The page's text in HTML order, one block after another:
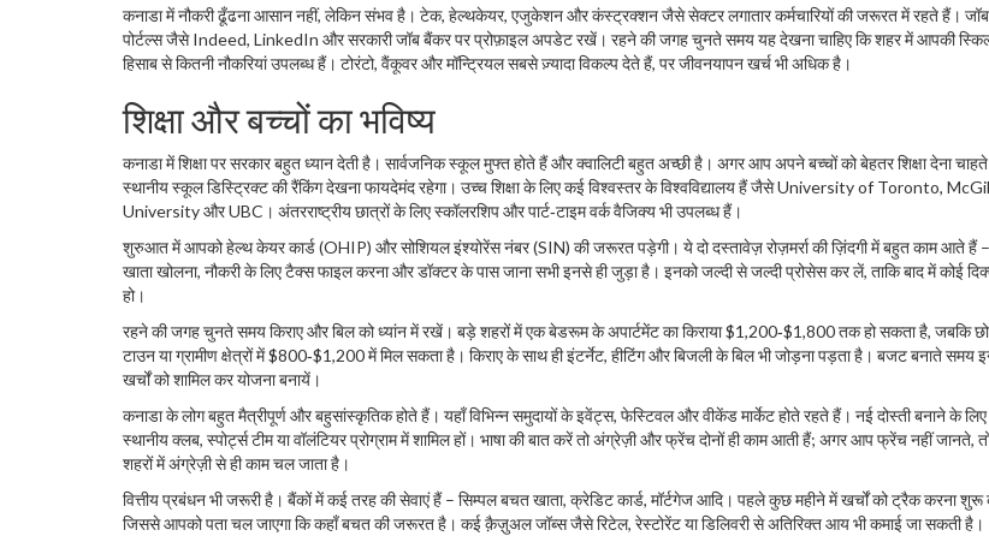
कनाडा में नौकरी ढूँढना आसान नहीं, लेकिन संभव है। टेक, हेल्थकेयर, एजुकेशन और कंस्ट्रक्शन जैसे सेक्टर लगातार कर्मचारियों की जरूरत में रहते हैं। जॉब
पोर्टल्स जैसे Indeed, LinkedIn और सरकारी जॉब बैंकर पर प्रोफ़ाइल अपडेट रखें। रहने की जगह चुनते समय यह देखना चाहिए कि शहर में आपकी
हिसाब से कितनी नौकरियां उपलब्ध हैं। टोरंटो, वैंकूवर और मॉन्ट्रियल सबसे ज़्यादा विकल्प देते हैं, पर जीवनयापन खर्च भी अधिक है।
शिक्षा और बच्चों का भविष्य
कनाडा में शिक्षा पर सरकार बहुत ध्यान देती है। सार्वजनिक स्कूल मुफ्त होते हैं और क्वालिटी बहुत अच्छी है। अगर आप अपने बच्चों को बेहतर शिक्षा देना चाहते
स्थानीय स्कूल डिस्ट्रिक्ट की रैंकिंग देखना फायदेमंद रहेगा। उच्च शिक्षा के लिए कई विश्वस्तर के विश्वविद्यालय हैं जैसे University of Toronto,
University और UBC। अंतरराष्ट्रीय छात्रों के लिए स्कॉलरशिप और पार्ट‑टाइम वर्क वैजिक्य भी उपलब्ध हैं।
शुरुआत में आपको हेल्थ केयर कार्ड (OHIP) और सोशियल इंश्योरेंस नंबर (SIN) की जरूरत पड़ेगी। ये दो दस्तावेज़ रोज़मर्रा की ज़िंदगी में बहुत काम आते हैं
खाता खोलना, नौकरी के लिए टैक्स फाइल करना और डॉक्टर के पास जाना सभी इनसे ही जुड़ा है। इनको जल्दी से जल्दी प्रोसेस कर लें, ताकि बाद में कोई
हो।
रहने की जगह चुनते समय किराए और बिल को ध्यांन में रखें। बड़े शहरों में एक बेडरूम के अपार्टमेंट का किराया $1,200‑$1,800 तक हो सकता है, जबकि
टाउन या ग्रामीण क्षेत्रों में $800‑$1,200 में मिल सकता है। किराए के साथ ही इंटर्नेट, हीटिंग और बिजली के बिल भी जोड़ना पड़ता है। बजट बनाते समय
खर्चों को शामिल कर योजना बनायें।
कनाडा के लोग बहुत मैत्रीपूर्ण और बहुसांस्कृतिक होते हैं। यहाँ विभिन्न समुदायों के इवेंट्स, फेस्टिवल और वीकेंड मार्केट होते रहते हैं। नई दोस्ती बनाने के लिए
स्थानीय क्लब, स्पोर्ट्स टीम या वॉलंटियर प्रोग्राम में शामिल हों। भाषा की बात करें तो अंग्रेज़ी और फ्रेंच दोनों ही काम आती हैं; अगर आप फ्रेंच नहीं जानते,
शहरों में अंग्रेज़ी से ही काम चल जाता है।
वित्तीय प्रबंधन भी जरूरी है। बैंकों में कई तरह की सेवाएं हैं – सिम्पल बचत खाता, क्रेडिट कार्ड, मॉर्टगेज आदि। पहले कुछ महीने में खर्चों को ट्रैक करना शुरू
जिससे आपको पता चल जाएगा कि कहाँ बचत की जरूरत है। कई क़ैज़ुअल जॉब्स जैसे रिटेल, रेस्टोरेंट या डिलिवरी से अतिरिक्त आय भी कमाई जा सकती है।